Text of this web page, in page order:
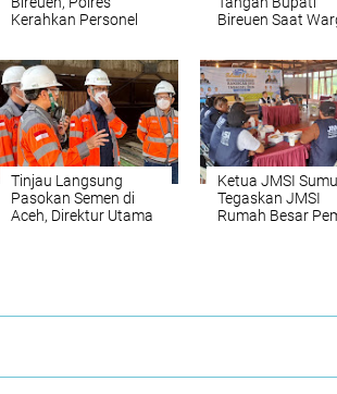
Kerahkan Personel
Sejumlah Titik
Bireuen Saat
‎Tinjau Langsung
Pasokan Semen di
Aceh, ‎Direktur Utama
Ketua JMSI
Tegaskan JMSI
Rumah Besar